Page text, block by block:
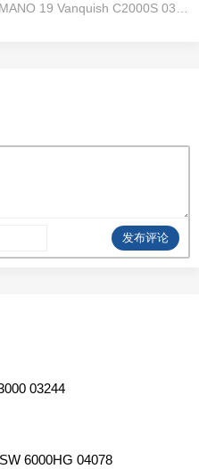
禧玛诺19款万奎士，SHIMANO 19 Vanquish C2000S 03950
发布评论
03244
6000HG 04078